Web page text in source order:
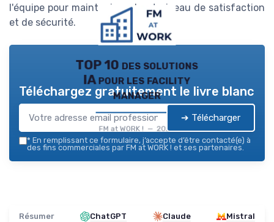
l'équipe pour maintenir un haut niveau de satisfaction
et de sécurité.
TOP 10 des solutions
IA pour les facility
manager
FM at WORK ! — 2026
Téléchargez gratuitement le livre blanc
➔ Télécharger
* En remplissant ce formulaire, j’accepte d’être contacté(e) à
des fins commerciales par FM at WORK ! et ses partenaires.
Résumer ChatGPT Claude Mistral